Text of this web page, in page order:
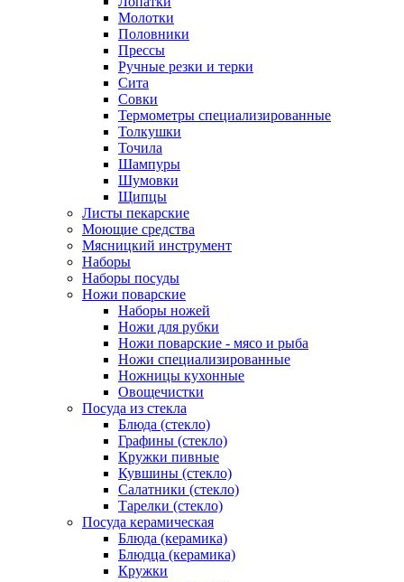
Молотки
Половники
Прессы
Ручные резки и терки
Сита
Совки
Термометры специализированные
Толкушки
Точила
Шампуры
Шумовки
Щипцы
Листы пекарские
Моющие средства
Мясницкий инструмент
Наборы
Наборы посуды
Ножи поварские
Наборы ножей
Ножи для рубки
Ножи поварские - мясо и рыба
Ножи специализированные
Ножницы кухонные
Овощечистки
Посуда из стекла
Блюда (стекло)
Графины (стекло)
Кружки пивные
Кувшины (стекло)
Салатники (стекло)
Тарелки (стекло)
Посуда керамическая
Блюда (керамика)
Блюдца (керамика)
Кружки